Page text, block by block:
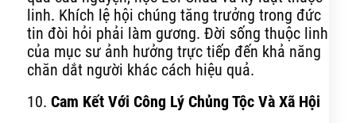
linh. Khích lệ hội chúng tăng trưởng trong đức
tin đòi hỏi phải làm gương. Đời sống thuộc linh
của mục sư ảnh hưởng trực tiếp đến khả năng
chăn dắt người khác cách hiệu quả.
10. Cam Kết Với Công Lý Chủng Tộc Và Xã Hội